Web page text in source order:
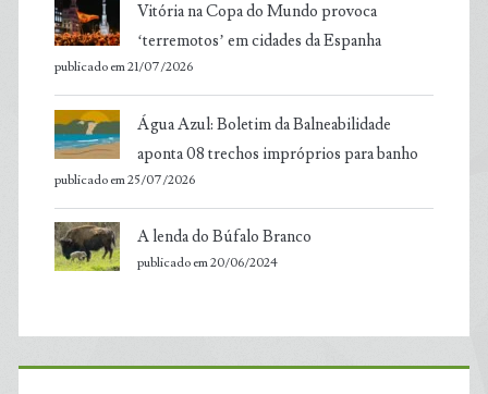
Vitória na Copa do Mundo provoca
‘terremotos’ em cidades da Espanha
publicado em 21/07/2026
Água Azul: Boletim da Balneabilidade
aponta 08 trechos impróprios para banho
publicado em 25/07/2026
A lenda do Búfalo Branco
publicado em 20/06/2024